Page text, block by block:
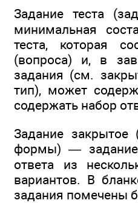
Задание теста
минимальная
теста, которая
(вопроса) и, в
задания (см.
тип), может
содержать набор
Задание закрытое
формы) —
ответа из
вариантов. В
задания помечены